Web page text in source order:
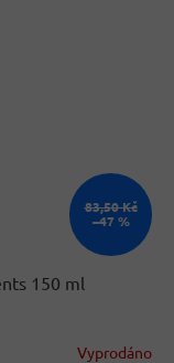
83,50 Kč
–47 %
150 ml
Vyprodáno